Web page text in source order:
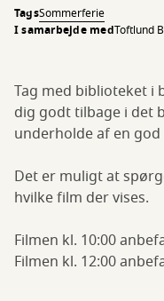
TagsSommerferie
I samarbejde medToftlund
Tag med biblioteket i
dig godt tilbage i det
underholde af en
Det er muligt at
hvilke film der vises.
Filmen kl. 10:00
Filmen kl. 12:00